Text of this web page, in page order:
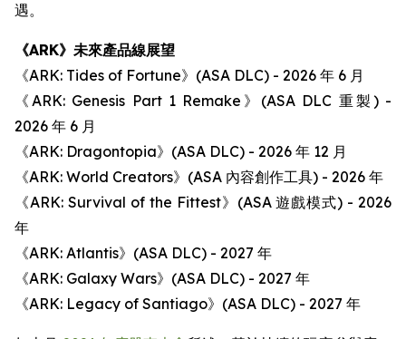
遇。
《ARK》未來產品線展望
《ARK: Tides of Fortune》(ASA DLC) - 2026 年 6 月
《ARK: Genesis Part 1 Remake》(ASA DLC 重製) -
2026 年 6 月
《ARK: Dragontopia》(ASA DLC) - 2026 年 12 月
《ARK: World Creators》(ASA 內容創作工具) - 2026 年
《ARK: Survival of the Fittest》(ASA 遊戲模式) - 2026
年
《ARK: Atlantis》(ASA DLC) - 2027 年
《ARK: Galaxy Wars》(ASA DLC) - 2027 年
《ARK: Legacy of Santiago》(ASA DLC) - 2027 年